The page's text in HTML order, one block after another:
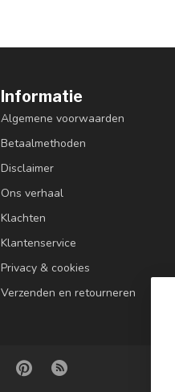
Informatie
Algemene voorwaarden
Betaalmethoden
Disclaimer
Ons verhaal
Klachten
Klantenservice
Privacy & cookies
Verzenden en retourneren